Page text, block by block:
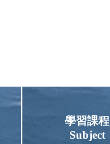
學習課程
Subject